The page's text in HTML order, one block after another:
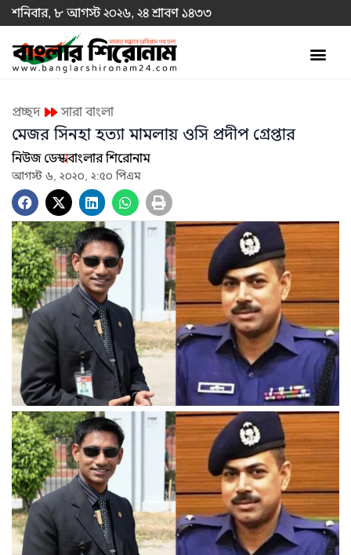
শনিবার, ৮ আগস্ট ২০২৬, ২৪ শ্রাবণ ১৪৩৩
প্রচ্ছদ সারা বাংলা
মেজর সিনহা হত্যা মামলায় ওসি প্রদীপ গ্রেপ্তার
নিউজ ডেস্কবাংলার শিরোনাম
আগস্ট ৬, ২০২০, ২:৫০ পিএম